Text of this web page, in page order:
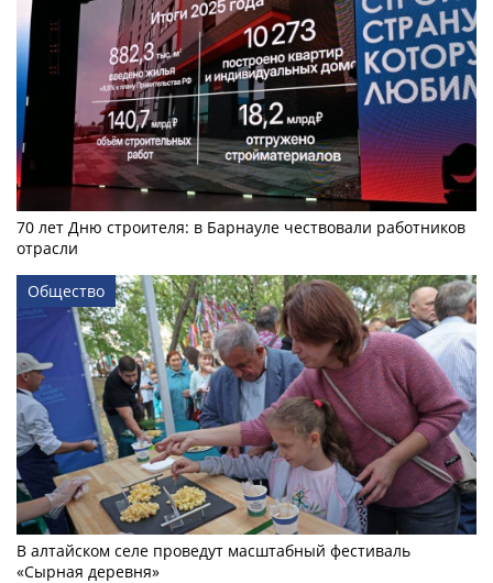
70 лет Дню строителя: в Барнауле чествовали работников
отрасли
Общество
В алтайском селе проведут масштабный фестиваль
«Сырная деревня»